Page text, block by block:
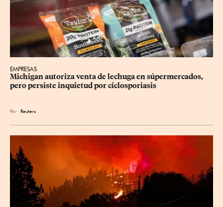
EMPRESAS
Michigan autoriza venta de lechuga en súpermercados,
pero persiste inquietud por ciclosporiasis
Por Reuters